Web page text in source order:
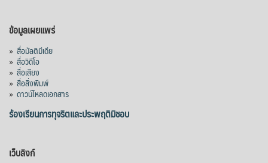
เมื่อวันที่ 5 สิงหาคม 2569 คณะรัฐมนตรีมีมติ
อนุมัติโครงการอ่างเก็บน้ำคลองวังโตนด
จังหวัดจันทบุรี กรอบวงเงิน 7,200 ล้านบาท
กำหนดระยะเวลาดำเนินงาน 7 ปี (พ.ศ. 2570–
2576) โดยโครงการมีความจุ 99.50 ล้าน
ลูกบาศก์เมตร สามารถสนับสนุนพื้นที่
ชลประทานกว่า 87,700 ไร่ เพิ่ม
View on Facebook
ข้อมูลเผยแพร่
» สื่อมัลติมีเดีย
» สื่อวิดีโอ
» สื่อเสียง
» สื่อสิ่งพิมพ์
» ดาวน์โหลดเอกสาร
ร้องเรียนการทุจริตและประพฤติมิชอบ
เว็บลิงก์